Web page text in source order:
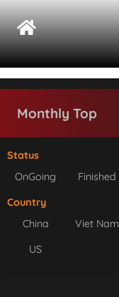
Monthly Top
Status
OnGoing
Finished
Country
China
Viet Nam
US